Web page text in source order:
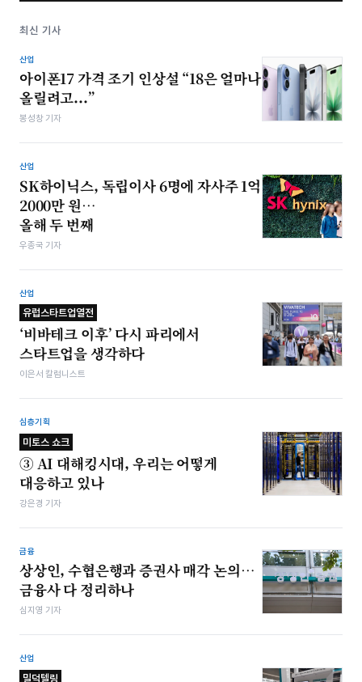
최신 기사
산업
아이폰17 가격 조기 인상설 “18은 얼마나
올릴려고...”
봉성창 기자
산업
SK하이닉스, 독립이사 6명에 자사주 1억
2000만 원…
올해 두 번째
우종국 기자
산업
유럽스타트업열전
‘비바테크 이후’ 다시 파리에서
스타트업을 생각하다
이은서 칼럼니스트
심층기획
미토스 쇼크
③ AI 대해킹시대, 우리는 어떻게
대응하고 있나
강은경 기자
금융
상상인, 수협은행과 증권사 매각 논의…
금융사 다 정리하나
심지영 기자
산업
밀덕텔링